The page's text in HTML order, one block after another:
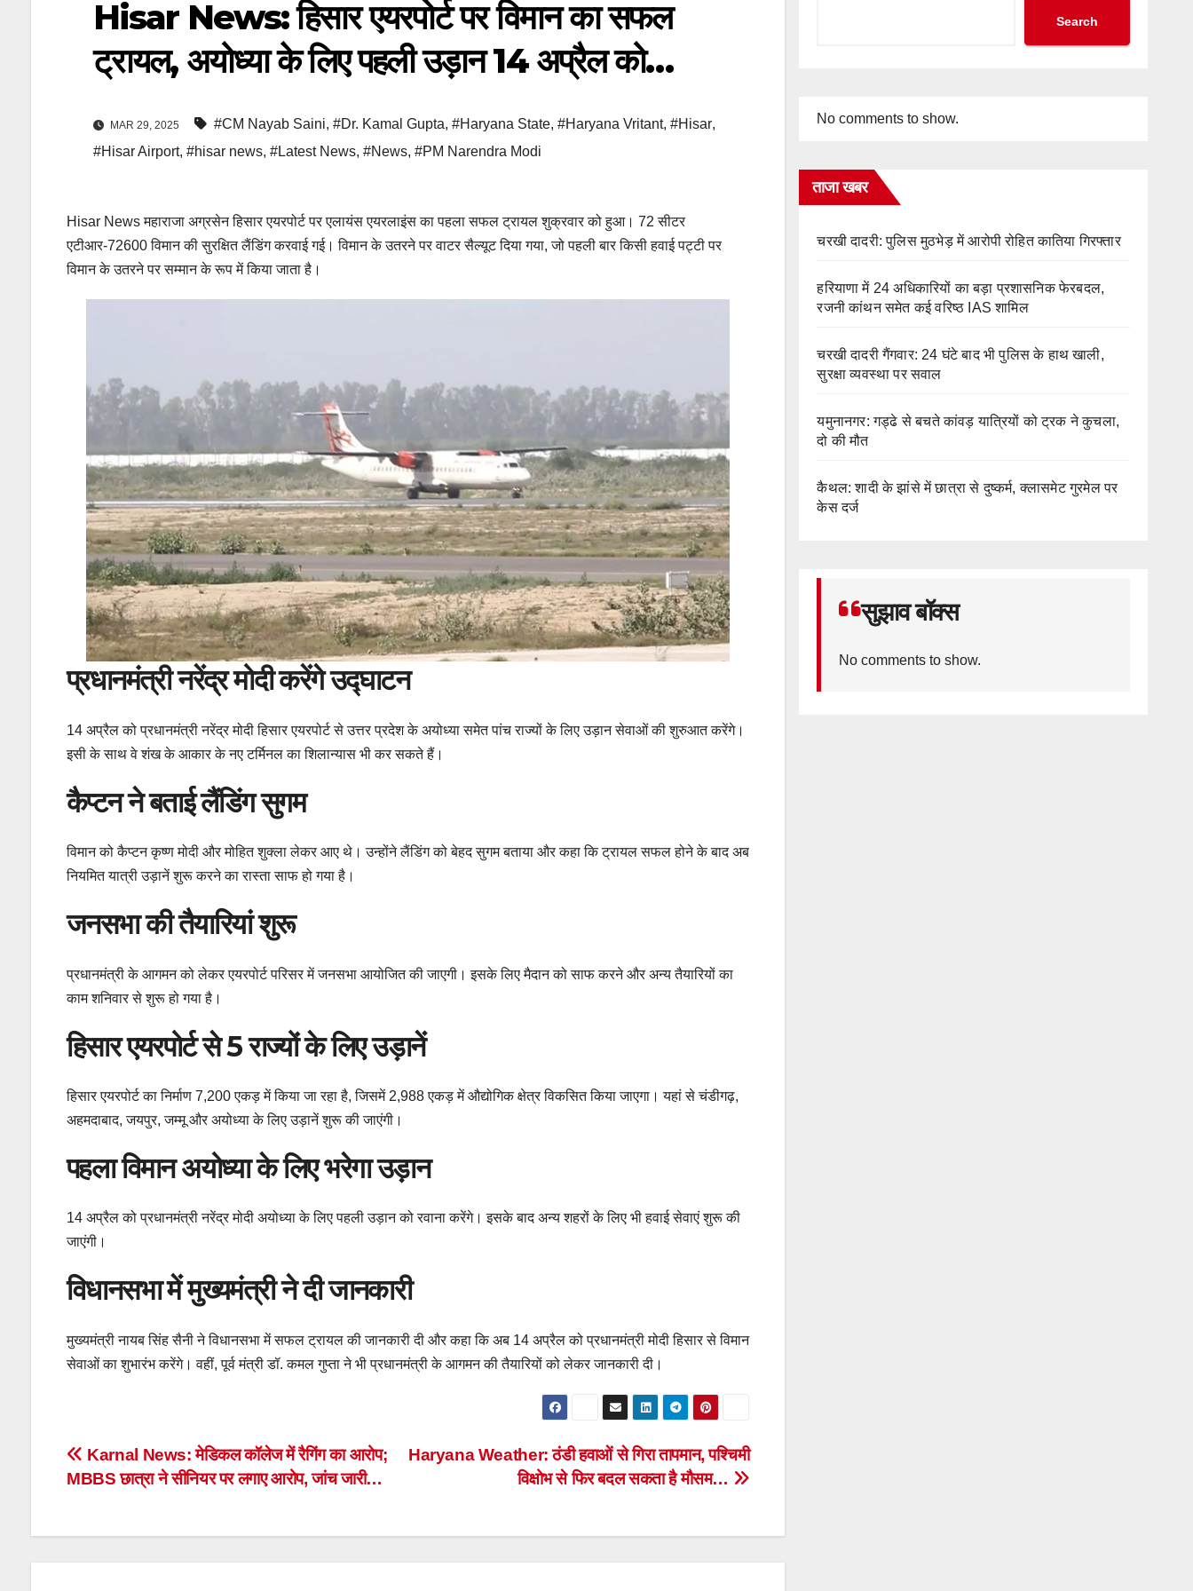
Hisar News: हिसार एयरपोर्ट पर विमान का सफल
ट्रायल, अयोध्या के लिए पहली उड़ान 14 अप्रैल को…
MAR 29, 2025 #CM Nayab Saini, #Dr. Kamal Gupta, #Haryana State, #Haryana Vritant, #Hisar,
#Hisar Airport, #hisar news, #Latest News, #News, #PM Narendra Modi
Hisar News महाराजा अग्रसेन हिसार एयरपोर्ट पर एलायंस एयरलाइंस का पहला सफल ट्रायल शुक्रवार को हुआ। 72 सीटर
एटीआर-72600 विमान की सुरक्षित लैंडिंग करवाई गई। विमान के उतरने पर वाटर सैल्यूट दिया गया, जो पहली बार किसी हवाई पट्टी पर
विमान के उतरने पर सम्मान के रूप में किया जाता है।
प्रधानमंत्री नरेंद्र मोदी करेंगे उद्घाटन
14 अप्रैल को प्रधानमंत्री नरेंद्र मोदी हिसार एयरपोर्ट से उत्तर प्रदेश के अयोध्या समेत पांच राज्यों के लिए उड़ान सेवाओं की शुरुआत करेंगे।
इसी के साथ वे शंख के आकार के नए टर्मिनल का शिलान्यास भी कर सकते हैं।
कैप्टन ने बताई लैंडिंग सुगम
विमान को कैप्टन कृष्ण मोदी और मोहित शुक्ला लेकर आए थे। उन्होंने लैंडिंग को बेहद सुगम बताया और कहा कि ट्रायल सफल होने के बाद अब
नियमित यात्री उड़ानें शुरू करने का रास्ता साफ हो गया है।
जनसभा की तैयारियां शुरू
प्रधानमंत्री के आगमन को लेकर एयरपोर्ट परिसर में जनसभा आयोजित की जाएगी। इसके लिए मैदान को साफ करने और अन्य तैयारियों का
काम शनिवार से शुरू हो गया है।
हिसार एयरपोर्ट से 5 राज्यों के लिए उड़ानें
हिसार एयरपोर्ट का निर्माण 7,200 एकड़ में किया जा रहा है, जिसमें 2,988 एकड़ में औद्योगिक क्षेत्र विकसित किया जाएगा। यहां से चंडीगढ़,
अहमदाबाद, जयपुर, जम्मू और अयोध्या के लिए उड़ानें शुरू की जाएंगी।
पहला विमान अयोध्या के लिए भरेगा उड़ान
14 अप्रैल को प्रधानमंत्री नरेंद्र मोदी अयोध्या के लिए पहली उड़ान को रवाना करेंगे। इसके बाद अन्य शहरों के लिए भी हवाई सेवाएं शुरू की
जाएंगी।
विधानसभा में मुख्यमंत्री ने दी जानकारी
मुख्यमंत्री नायब सिंह सैनी ने विधानसभा में सफल ट्रायल की जानकारी दी और कहा कि अब 14 अप्रैल को प्रधानमंत्री मोदी हिसार से विमान
सेवाओं का शुभारंभ करेंगे। वहीं, पूर्व मंत्री डॉ. कमल गुप्ता ने भी प्रधानमंत्री के आगमन की तैयारियों को लेकर जानकारी दी।
Post
navigation
Haryana Weather: ठंडी हवाओं से गिरा तापमान, पश्चिमी
विक्षोभ से फिर बदल सकता है मौसम…
Karnal News: मेडिकल कॉलेज में रैगिंग का आरोप;
MBBS छात्रा ने सीनियर पर लगाए आरोप, जांच जारी…
Search
No comments to show.
ताजा खबर
चरखी दादरी: पुलिस मुठभेड़ में आरोपी रोहित कातिया गिरफ्तार
हरियाणा में 24 अधिकारियों का बड़ा प्रशासनिक फेरबदल,
रजनी कांथन समेत कई वरिष्ठ IAS शामिल
चरखी दादरी गैंगवार: 24 घंटे बाद भी पुलिस के हाथ खाली,
सुरक्षा व्यवस्था पर सवाल
यमुनानगर: गड्ढे से बचते कांवड़ यात्रियों को ट्रक ने कुचला,
दो की मौत
कैथल: शादी के झांसे में छात्रा से दुष्कर्म, क्लासमेट गुरमेल पर
केस दर्ज
सुझाव बॉक्स
No comments to show.